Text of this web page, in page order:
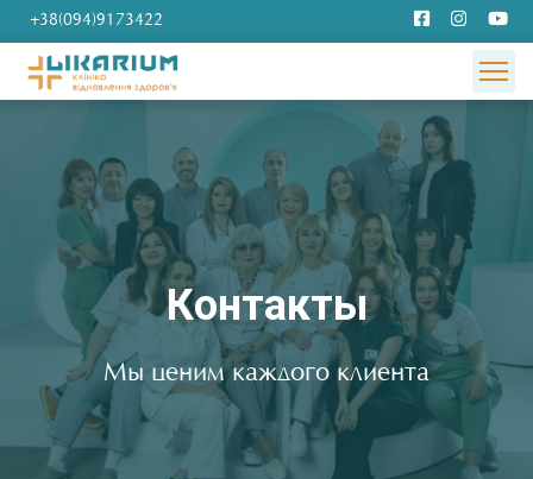
+38(094)9173422
Контакты
Мы ценим каждого клиента